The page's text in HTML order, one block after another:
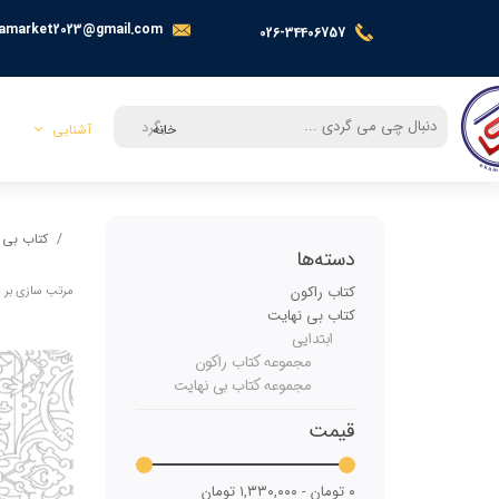
026-34406757
خانه آشنایی
تماس با ما
بگرد
کتاب
مرتب سازی
دسته‌ها
کتاب راکون
کتاب بی نهایت
ابتدایی
مجموعه کتاب راکون
مجموعه کتاب بی نهایت
قیمت
۰ تومان - ۱,۳۳۰,۰۰۰ تومان